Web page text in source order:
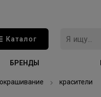
Каталог
БРЕНДЫ
окрашивание красители